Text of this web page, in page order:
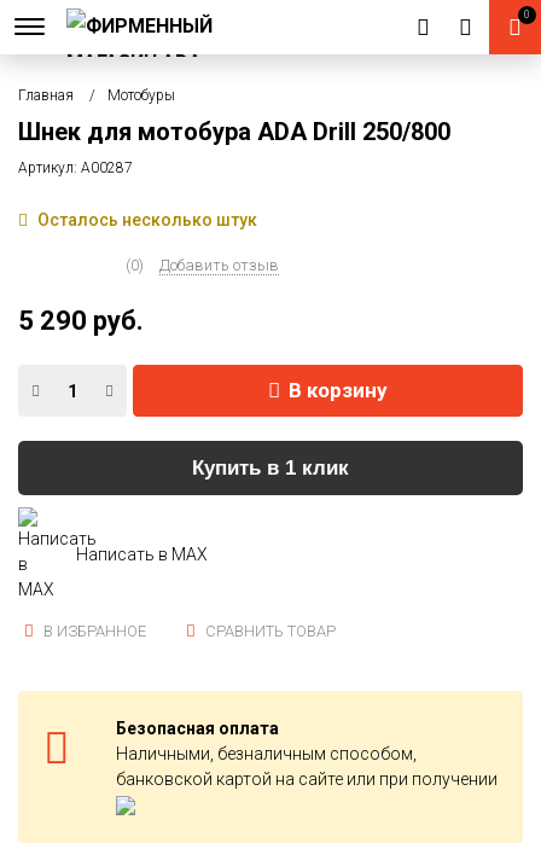
0
Главная Мотобуры
Шнек для мотобура ADA Drill 250/800
Артикул: А00287
Осталось несколько штук
(0) Добавить отзыв
5 290 руб.
В корзину
Купить в 1 клик
Написать в MAX
В ИЗБРАННОЕ СРАВНИТЬ ТОВАР
Безопасная оплата
Наличными, безналичным способом,
банковской картой на сайте или при получении